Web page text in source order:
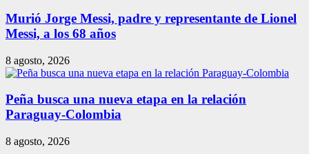
Murió Jorge Messi, padre y representante de Lionel
Messi, a los 68 años
8 agosto, 2026
Peña busca una nueva etapa en la relación
Paraguay-Colombia
8 agosto, 2026